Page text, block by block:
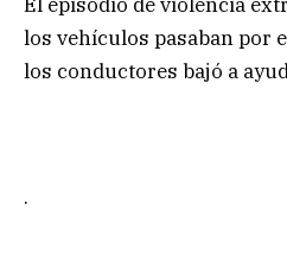
los vehículos pasaban por
los conductores bajó a
.